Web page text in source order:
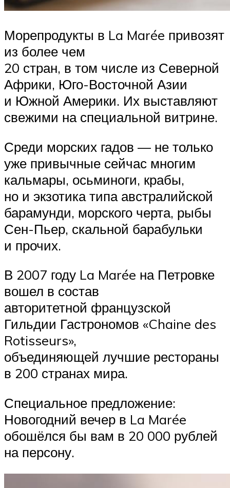
Морепродукты в La Marée привозят
из более чем
20 стран, в том числе из Северной
Африки, Юго-Восточной Азии
и Южной Америки. Их выставляют
свежими на специальной витрине.
Среди морских гадов — не только
уже привычные сейчас многим
кальмары, осьминоги, крабы,
но и экзотика типа австралийской
барамунди, морского черта, рыбы
Сен-Пьер, скальной барабульки
и прочих.
В 2007 году La Marée на Петровке
вошел в состав
авторитетной французской
Гильдии Гастрономов «Chaine des
Rotisseurs»,
объединяющей лучшие рестораны
в 200 странах мира.
Специальное предложение:
Новогодний вечер в La Marée
обошёлся бы вам в 20 000 рублей
на персону.